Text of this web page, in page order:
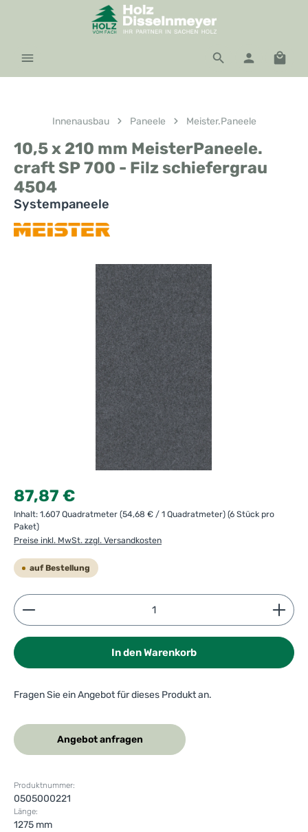
Zum Hauptinhalt springen
Innenausbau Paneele Meister.Paneele
10,5 x 210 mm MeisterPaneele.
craft SP 700 - Filz schiefergrau
4504
Systempaneele
Bildergalerie überspringen
Regulärer Preis:
87,87 €
Inhalt: 1.607 Quadratmeter (54,68 € / 1 Quadratmeter) (6 Stück pro
Paket)
Preise inkl. MwSt. zzgl. Versandkosten
auf Bestellung
Produkt Anzahl: Gib den gewünschten Wert ein
In den Warenkorb
Fragen Sie ein Angebot für dieses Produkt an.
Angebot anfragen
Produktnummer:
0505000221
Länge:
1275 mm